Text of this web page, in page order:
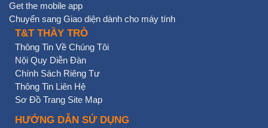
Get the mobile app
Chuyển sang Giao diện dành cho máy tính
T&T THẦY TRÒ
Thông Tin Về Chúng Tôi
Nội Quy Diễn Đàn
Chính Sách Riêng Tư
Thông Tin Liên Hệ
Sơ Đồ Trang Site Map
HƯỚNG DẪN SỬ DỤNG